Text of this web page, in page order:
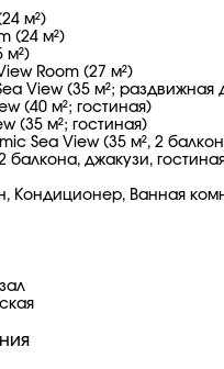
м²)
(24 м²)
м²)
Room (27 м²)
View (35 м²; раздвижная
(40 м²; гостиная)
(35 м²; гостиная)
Sea View (35 м², 2
балкона, джакузи,
Кондиционер, Ванная